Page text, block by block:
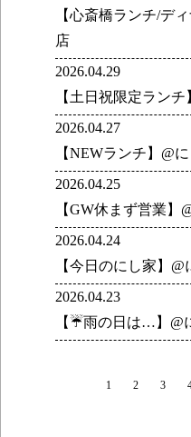
【心斎橋ランチ/デ
店
2026.04.29
【土日祝限定ラン
2026.04.27
【NEWランチ】@
2026.04.25
【GW休まず営業】
2026.04.24
【今日のにし家】
2026.04.23
【☔雨の日は…】@
1 2 3